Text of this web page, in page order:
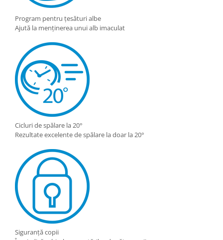
Program pentru țesături albe
Ajută la menținerea unui alb imaculat
Cicluri de spălare la 20°
Rezultate excelente de spălare la doar la 20°
Siguranță copii